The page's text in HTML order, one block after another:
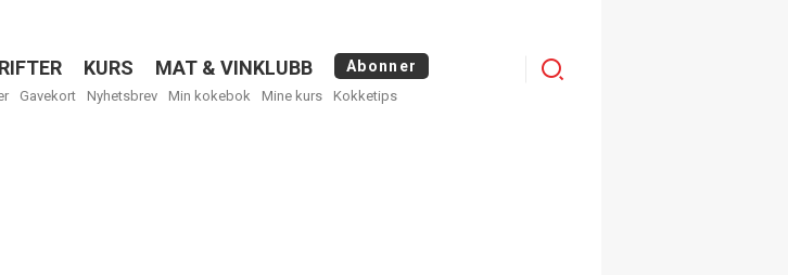
KURS MAT & VINKLUBB Abonner
Gavekort Nyhetsbrev Min kokebok Mine kurs Kokketips
Menu